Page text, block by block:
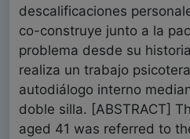
descalificaciones
co-construye junto a la
problema desde su
realiza un trabajo
autodiálogo interno
doble silla. [ABSTRACT]
aged 41 was referred to